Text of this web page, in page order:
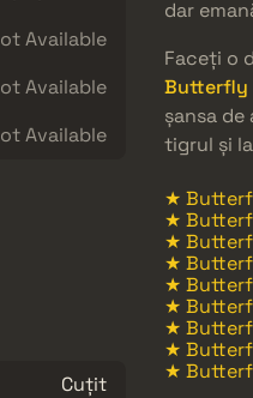
Available
Available
Available
Cuțit
dar
Faceți o
Butterfly
șansa
tigrul și
★
★
★
★
★
★
★
★
★